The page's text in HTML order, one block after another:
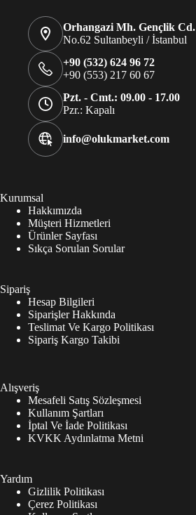
Orhangazi Mh. Gençlik Cd.
No.62 Sultanbeyli / İstanbul
+90 (532) 624 96 72
+90 (553) 217 60 67
Pzt. - Cmt.: 09.00 - 17.00
Pzr.: Kapalı
info@olukmarket.com
Kurumsal
Hakkımızda
Müşteri Hizmetleri
Ürünler Sayfası
Sıkça Sorulan Sorular
Sipariş
Hesap Bilgileri
Siparişler Hakkında
Teslimat Ve Kargo Politikası
Sipariş Kargo Takibi
Alışveriş
Mesafeli Satış Sözleşmesi
Kullanım Şartları
İptal Ve İade Politikası
KVKK Aydınlatma Metni
Yardım
Gizlilik Politikası
Çerez Politikası